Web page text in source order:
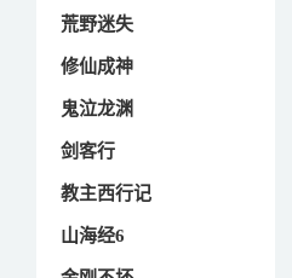
荒野迷失
修仙成神
鬼泣龙渊
剑客行
教主西行记
山海经6